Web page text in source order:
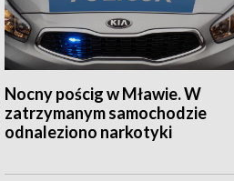
Nocny pościg w Mławie. W
zatrzymanym samochodzie
odnaleziono narkotyki